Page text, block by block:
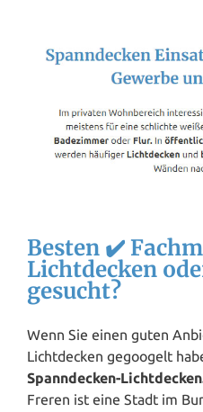
Besten ✔️
Lichtdecken
gesucht?
Wenn Sie einen guten
Lichtdecken gegoogelt
Spanndecken-
Freren ist eine Stadt im